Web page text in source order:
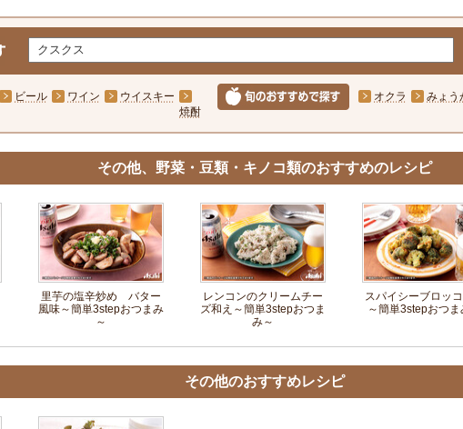
ビール ワイン
ウイスキー
焼酎
オクラ みょう
その他、野菜・豆類・キノコ類のおすすめのレシピ
里芋の塩辛炒め バター
風味～簡単3stepおつまみ
～
レンコンのクリームチー
ズ和え～簡単3stepおつま
み～
スパイシーブロッ
～簡単3stepおつま
その他のおすすめレシピ